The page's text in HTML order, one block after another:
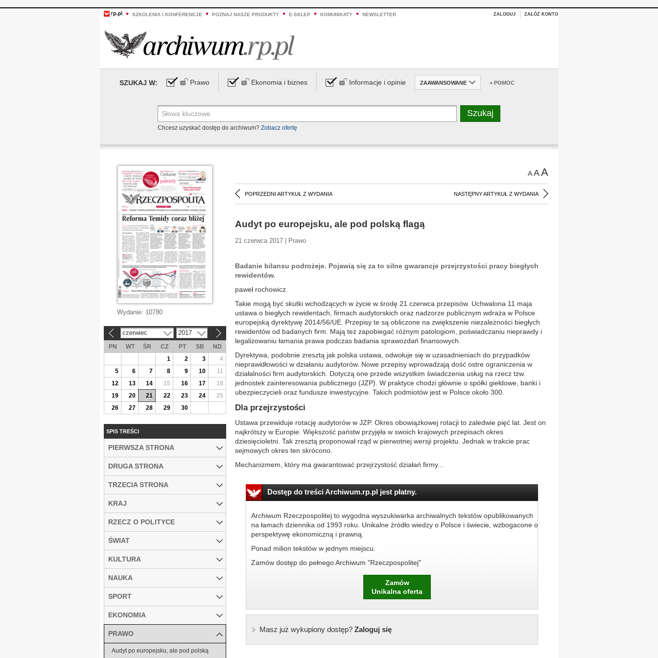
SZKOLENIA I KONFERENCJE POZNAJ NASZE PRODUKTY E-SKLEP KOMUNIKATY NEWSLETTER ZALOGUJ ZAŁÓŻ KONTO
SZUKAJ W: Prawo Ekonomia i biznes Informacje i opinie ZAAWANSOWANE + POMOC
Chcesz uzyskać dostęp do archiwum? Zobacz ofertę
AAA
POPRZEDNI ARTYKUŁ Z WYDANIA NASTĘPNY ARTYKUŁ Z WYDANIA
Audyt po europejsku, ale pod polską flagą
21 czerwca 2017 | Prawo
Badanie bilansu podrożeje. Pojawią się za to silne gwarancje przejrzystości pracy biegłych
rewidentów.
paweł rochowicz
Takie mogą być skutki wchodzących w życie w środę 21 czerwca przepisów. Uchwalona 11 maja
ustawa o biegłych rewidentach, firmach audytorskich oraz nadzorze publicznym wdraża w Polsce
europejską dyrektywę 2014/56/UE. Przepisy te są obliczone na zwiększenie niezależności biegłych
rewidentów od badanych firm. Mają też zapobiegać różnym patologiom, poświadczaniu nieprawdy i
legalizowaniu łamania prawa podczas badania sprawozdań finansowych.
Dyrektywa, podobnie zresztą jak polska ustawa, odwołuje się w uzasadnieniach do przypadków
nieprawidłowości w działaniu audytorów. Nowe przepisy wprowadzają dość ostre ograniczenia w
działalności firm audytorskich. Dotyczą one przede wszystkim świadczenia usług na rzecz tzw.
jednostek zainteresowania publicznego (JZP). W praktyce chodzi głównie o spółki giełdowe, banki i
ubezpieczycieli oraz fundusze inwestycyjne. Takich podmiotów jest w Polsce około 300.
Dla przejrzystości
Ustawa przewiduje rotację audytorów w JZP. Okres obowiązkowej rotacji to zaledwie pięć lat. Jest on
najkrótszy w Europie. Większość państw przyjęła w swoich krajowych przepisach okres
dziesięcioletni. Tak zresztą proponował rząd w pierwotnej wersji projektu. Jednak w trakcie prac
sejmowych okres ten skrócono.
Mechanizmem, który ma gwarantować przejrzystość działań firmy...
Dostęp do treści Archiwum.rp.pl jest płatny.
Archiwum Rzeczpospolitej to wygodna wyszukiwarka archiwalnych tekstów opublikowanych
na łamach dziennika od 1993 roku. Unikalne źródło wiedzy o Polsce i świecie, wzbogacone o
perspektywę ekonomiczną i prawną.
Ponad milion tekstów w jednym miejscu.
Zamów dostęp do pełnego Archiwum "Rzeczpospolitej"
Zamów
Unikalna oferta
Masz już wykupiony dostęp?Zaloguj się
Wydanie: 10780
czerwiec 2017
PN WT ŚR CZ PT SB
ND
1
2 3
4
5
6 7 8 9 10
11
12
13 14 15 16 17
18
19
20 21 22 23 24
25
26
27 28 29 30
SPIS TREŚCI
PIERWSZA STRONA
DRUGA STRONA
TRZECIA STRONA
KRAJ
RZECZ O POLITYCE
ŚWIAT
KULTURA
NAUKA
SPORT
EKONOMIA
PRAWO
Audyt po europejsku, ale pod polską